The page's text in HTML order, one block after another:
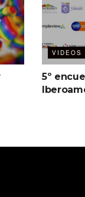
VIDEOS
5º